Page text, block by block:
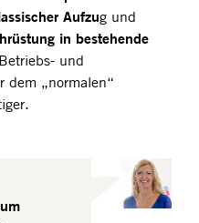
Aufzug und
in bestehende
und
dem „normalen“